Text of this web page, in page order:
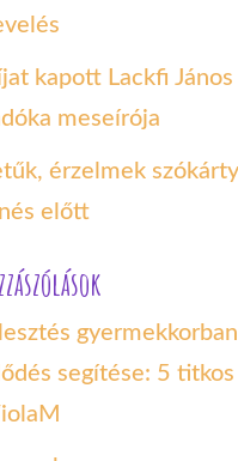
kapott Lackfi János
meseírója
érzelmek
előtt
segítése: 5